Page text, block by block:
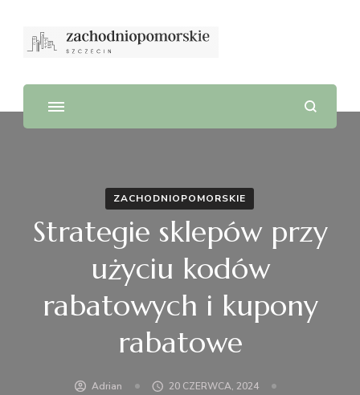
ZACHODNIOPOMORSKIE
Strategie sklepów przy
użyciu kodów
rabatowych i kupony
rabatowe
Adrian
20 CZERWCA, 2024